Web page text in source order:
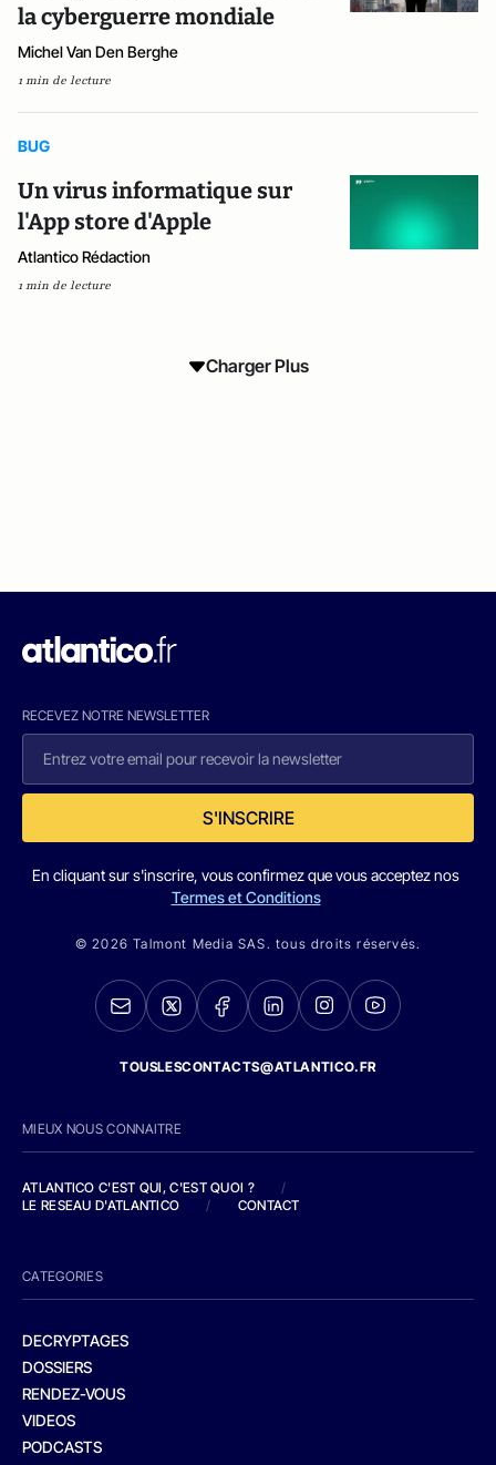
la cyberguerre mondiale
Michel Van Den Berghe
1 min de lecture
BUG
Un virus informatique sur
l'App store d'Apple
Atlantico Rédaction
1 min de lecture
Charger Plus
RECEVEZ NOTRE NEWSLETTER
S'INSCRIRE
En cliquant sur s'inscrire, vous confirmez que vous acceptez nos
Termes et Conditions
© 2026 Talmont Media SAS. tous droits réservés.
TOUSLESCONTACTS@ATLANTICO.FR
MIEUX NOUS CONNAITRE
ATLANTICO C'EST QUI, C'EST QUOI ?
/
LE RESEAU D'ATLANTICO
/ CONTACT
CATEGORIES
DECRYPTAGES
DOSSIERS
RENDEZ-VOUS
VIDEOS
PODCASTS